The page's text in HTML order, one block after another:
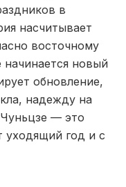
в
насчитывает
восточному
новый
обновление,
надежду на
— это
уходящий год и с